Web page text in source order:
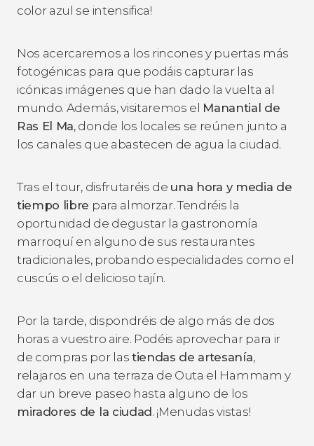
color azul se intensifica!
Nos acercaremos a los rincones y puertas más
fotogénicas para que podáis capturar las
icónicas imágenes que han dado la vuelta al
mundo. Además, visitaremos el Manantial de
Ras El Ma, donde los locales se reúnen junto a
los canales que abastecen de agua la ciudad.
Tras el tour, disfrutaréis de una hora y media de
tiempo libre para almorzar. Tendréis la
oportunidad de degustar la gastronomía
marroquí en alguno de sus restaurantes
tradicionales, probando especialidades como el
cuscús o el delicioso tajín.
Por la tarde, dispondréis de algo más de dos
horas a vuestro aire. Podéis aprovechar para ir
de compras por las tiendas de artesanía,
relajaros en una terraza de Outa el Hammam y
dar un breve paseo hasta alguno de los
miradores de la ciudad. ¡Menudas vistas!